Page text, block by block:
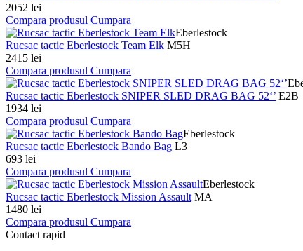
2052 lei
Compara produsul Cumpara
Eberlestock
Rucsac tactic Eberlestock Team Elk M5H
2415 lei
Compara produsul Cumpara
Rucsac tactic Eberlestock SNIPER SLED DRAG BAG 52‘’ E2B
1934 lei
Compara produsul Cumpara
Eberlestock
Rucsac tactic Eberlestock Bando Bag L3
693 lei
Compara produsul Cumpara
Eberlestock
Rucsac tactic Eberlestock Mission Assault MA
1480 lei
Compara produsul Cumpara
Contact rapid